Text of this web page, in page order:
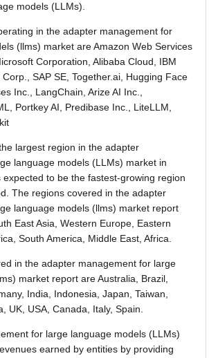
models (LLMs).
in the adapter management for
(llms) market are Amazon Web Services
Corporation, Alibaba Cloud, IBM
SAP SE, Together.ai, Hugging Face
Inc., LangChain, Arize AI Inc.,
Portkey AI, Predibase Inc., LiteLLM,
largest region in the adapter
language models (LLMs) market in
expected to be the fastest-growing region
The regions covered in the adapter
language models (llms) market report
East Asia, Western Europe, Eastern
South America, Middle East, Africa.
in the adapter management for large
market report are Australia, Brazil,
India, Indonesia, Japan, Taiwan,
UK, USA, Canada, Italy, Spain.
for large language models (LLMs)
earned by entities by providing